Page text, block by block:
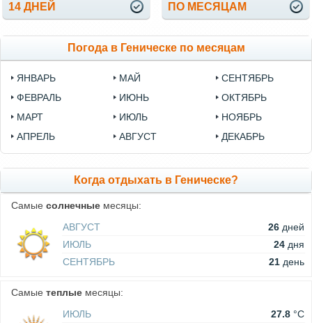
14 ДНЕЙ
ПО МЕСЯЦАМ
Погода в Геническе по месяцам
ЯНВАРЬ
ФЕВРАЛЬ
МАРТ
АПРЕЛЬ
МАЙ
ИЮНЬ
ИЮЛЬ
АВГУСТ
СЕНТЯБРЬ
ОКТЯБРЬ
НОЯБРЬ
ДЕКАБРЬ
Когда отдыхать в Геническе?
Самые солнечные месяцы:
АВГУСТ
26 дней
ИЮЛЬ
24 дня
СЕНТЯБРЬ
21 день
Самые теплые месяцы:
ИЮЛЬ
27.8 °C